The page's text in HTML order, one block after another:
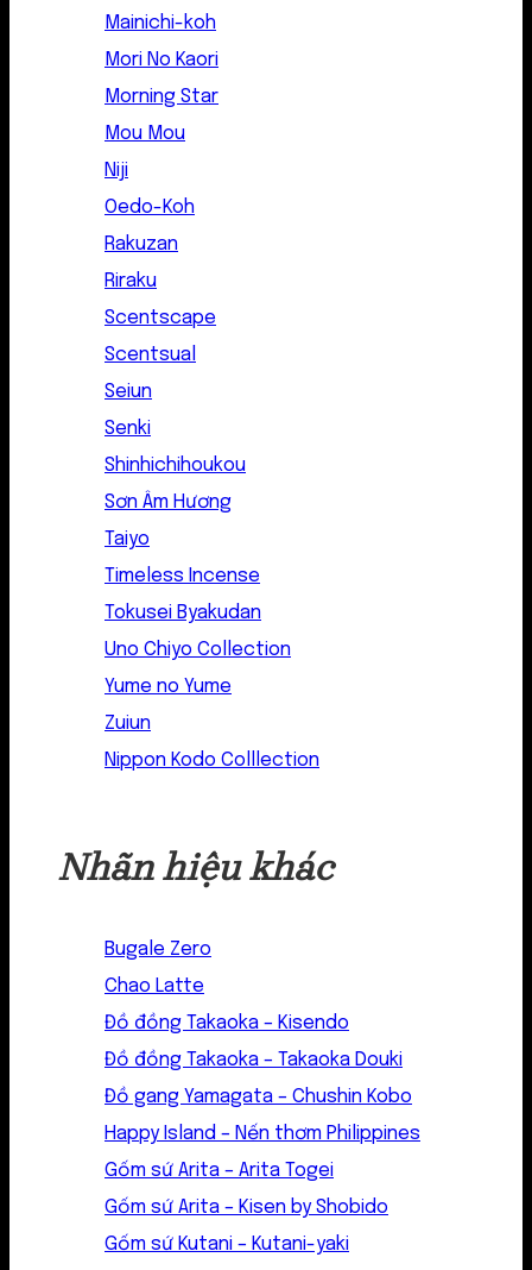
Mainichi-koh
Mori No Kaori
Morning Star
Mou Mou
Niji
Oedo-Koh
Rakuzan
Riraku
Scentscape
Scentsual
Seiun
Senki
Shinhichihoukou
Sơn Âm Hương
Taiyo
Timeless Incense
Tokusei Byakudan
Uno Chiyo Collection
Yume no Yume
Zuiun
Nippon Kodo Colllection
Nhãn hiệu khác
Bugale Zero
Chao Latte
Đồ đồng Takaoka – Kisendo
Đồ đồng Takaoka – Takaoka Douki
Đồ gang Yamagata – Chushin Kobo
Happy Island – Nến thơm Philippines
Gốm sứ Arita – Arita Togei
Gốm sứ Arita – Kisen by Shobido
Gốm sứ Kutani – Kutani-yaki